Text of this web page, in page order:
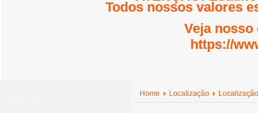
Todos nossos valores
Veja nosso
https://
Home Localização Localização